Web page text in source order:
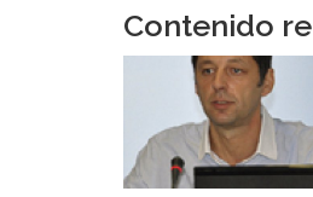
Contenido